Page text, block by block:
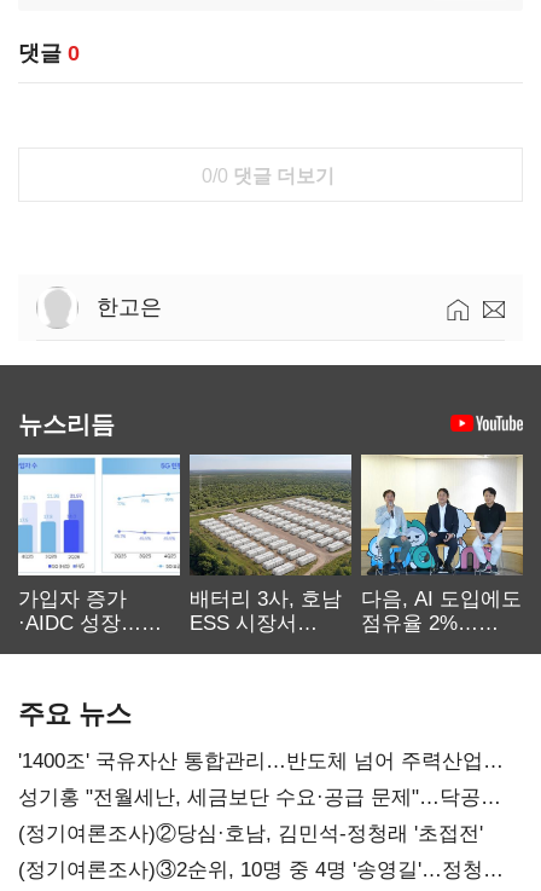
댓글 0
0/0 댓글 더보기
한고은
뉴스리듬
가입자 증가
·AIDC 성장…
배터리 3사, 호남
ESS 시장서
다음, AI 도입에도
점유율 2%…
주요 뉴스
'1400조' 국유자산 통합관리…반도체 넘어 주력산업
구조혁신
성기홍 "전월세난, 세금보단 수요·공급 문제"…닥공
시사
(정기여론조사)②당심·호남, 김민석-정청래 '초접전'
(정기여론조사)③2순위, 10명 중 4명 '송영길'…정청래